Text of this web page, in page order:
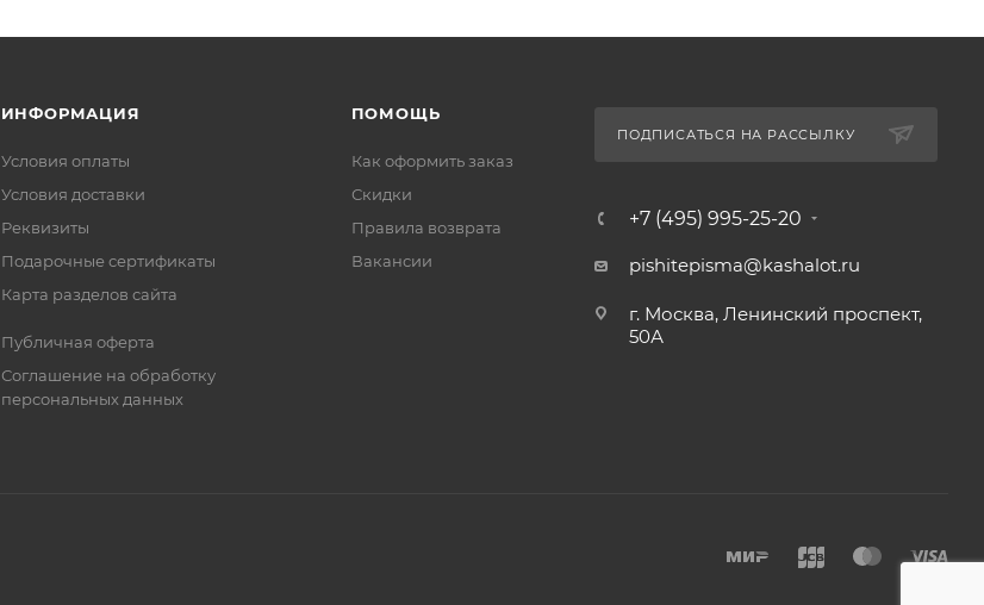
ИНФОРМАЦИЯ
Условия оплаты
Условия доставки
Реквизиты
Подарочные сертификаты
Карта разделов сайта
Публичная оферта
Соглашение на обработку
персональных данных
ПОМОЩЬ
Как оформить заказ
Скидки
Правила возврата
Вакансии
ПОДПИСАТЬСЯ НА РАССЫЛКУ
+7 (495) 995-25-20​
pishitepisma@kashalot.ru
г. Москва, Ленинский проспект,
50А​